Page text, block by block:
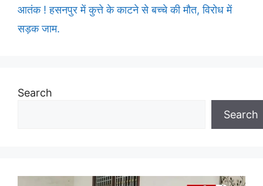
आतंक ! हसनपुर में कुत्ते के काटने से बच्चे की मौत, विरोध में
सड़क जाम.
Search
Search